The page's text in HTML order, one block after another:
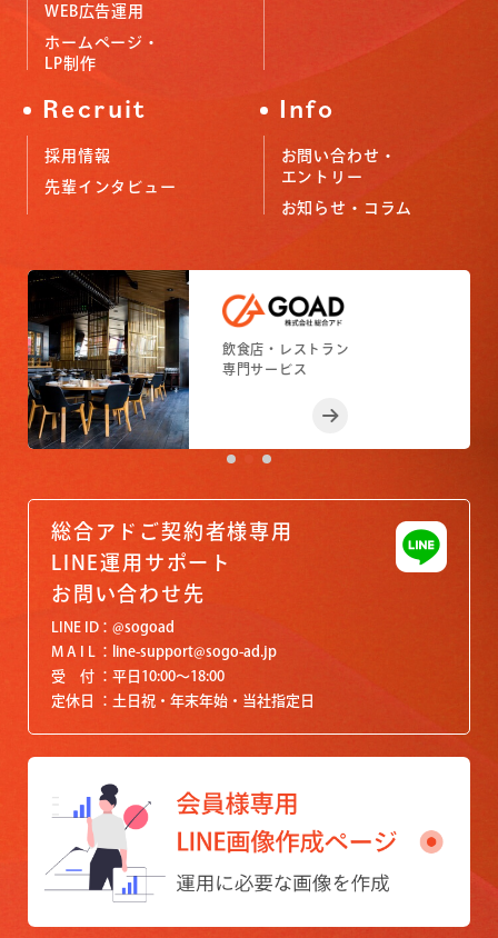
WEB広告運用
ホームページ・
LP制作
Recruit
採用情報
先輩インタビュー
Info
お問い合わせ・
エントリー
お知らせ・コラム
小売店舗
専門サービス
フィットネスジム
専門サービス
飲食店・レストラン
専門サービス
小売店舗
専門サービス
フィットネスジム
専門サービス
総合アドご契約者様専用
LINE運用サポート
お問い合わせ先
LINE ID
@sogoad
M A I L
line-support@sogo-ad.jp
受 付
平日10:00〜18:00
定休日
土日祝・年末年始・当社指定日